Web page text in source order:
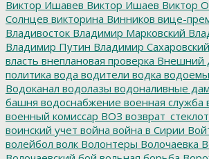
Виктор Ишавев Виктор Ишаев Виктор
Солнцев викторина Винников вице-
Владивосток Владимир Марковский
Владимир Путин Владимир Сахаровский
власть внеплановая проверка Внешний
политика вода водители водка водоемы
Водоканал водолазы водоналивные
башня водоснабжение военная служба
военный комиссар ВОЗ
воинский учет война война в Сирии
волейбол волк Волонтеры Волочаевка